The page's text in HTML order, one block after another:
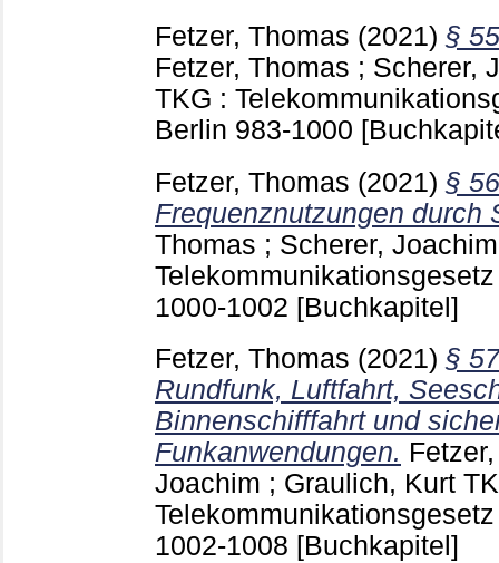
Fetzer, Thomas (2021) §
Fetzer, Thomas ; Scherer,
TKG :
Berlin 983-1000
Fetzer, Thomas (2021) §
Frequenznutzungen durch
Thomas ; Scherer, Joachim
1000-1002 [Buchkapitel]
Fetzer, Thomas (2021) §
Rundfunk, Luftfahrt,
Binnenschifffahrt und
Funkanwendungen.
Joachim ; Graulich, Kurt
1002-1008 [Buchkapitel]